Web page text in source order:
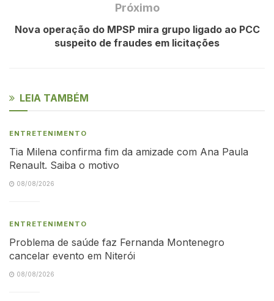
Próximo
Nova operação do MPSP mira grupo ligado ao PCC
suspeito de fraudes em licitações
LEIA TAMBÉM
ENTRETENIMENTO
Tia Milena confirma fim da amizade com Ana Paula
Renault. Saiba o motivo
08/08/2026
ENTRETENIMENTO
Problema de saúde faz Fernanda Montenegro
cancelar evento em Niterói
08/08/2026